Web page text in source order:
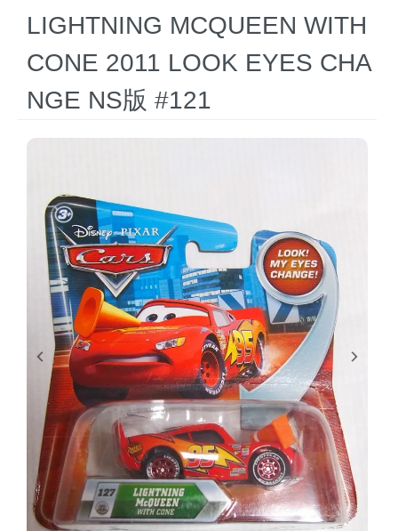
LIGHTNING MCQUEEN WITH
CONE 2011 LOOK EYES CHA
NGE NS版 #121